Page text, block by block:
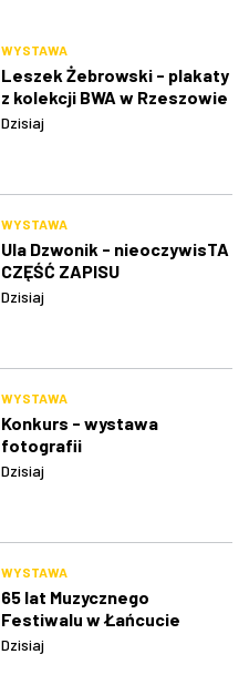
WYSTAWA
Leszek Żebrowski - plakaty
z kolekcji BWA w Rzeszowie
Dzisiaj
WYSTAWA
Ula Dzwonik - nieoczywisTA
CZĘŚĆ ZAPISU
Dzisiaj
WYSTAWA
Konkurs - wystawa
fotografii
Dzisiaj
WYSTAWA
65 lat Muzycznego
Festiwalu w Łańcucie
Dzisiaj